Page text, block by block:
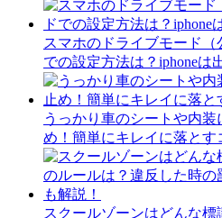
スマホのドライブモード
での設定方法は？iphoneは
うっかり車のシートや内
め！簡単にキレイに落とす
スクールゾーンはどんな